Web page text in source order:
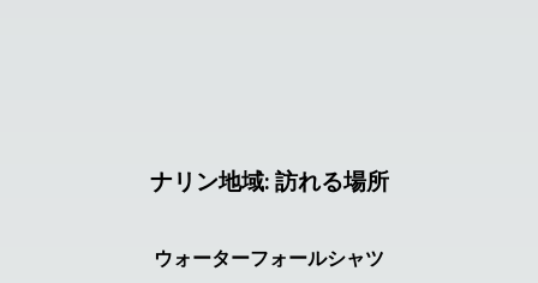
ナリン地域: 訪れる場所
ウォーターフォールシャツ